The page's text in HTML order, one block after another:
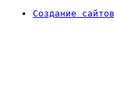
Создание сайтов